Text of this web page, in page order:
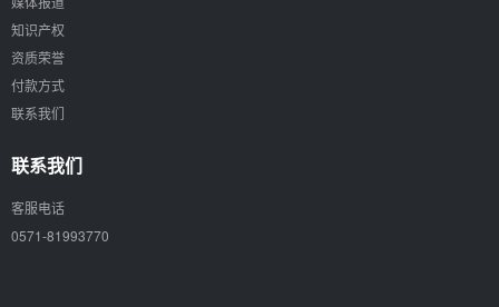
知识产权
资质荣誉
付款方式
联系我们
联系我们
客服电话
0571-81993770